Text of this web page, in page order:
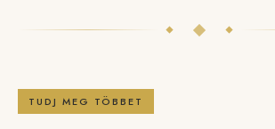
TUDJ MEG TÖBBET